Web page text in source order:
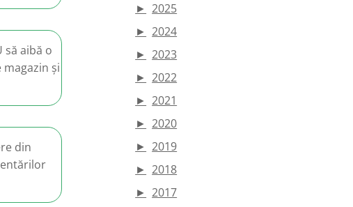
să aibă o
și
din
► 2025
► 2024
► 2023
► 2022
► 2021
► 2020
► 2019
► 2018
► 2017